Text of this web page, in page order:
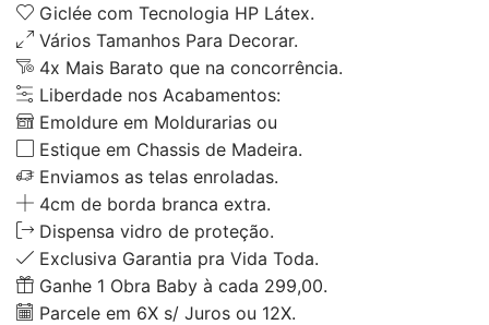
Giclée com Tecnologia HP Látex.
Vários Tamanhos Para Decorar.
4x Mais Barato que na concorrência.
Liberdade nos Acabamentos:
Emoldure em Moldurarias ou
Estique em Chassis de Madeira.
Enviamos as telas enroladas.
4cm de borda branca extra.
Dispensa vidro de proteção.
Exclusiva Garantia pra Vida Toda.
Ganhe 1 Obra Baby à cada 299,00.
Parcele em 6X s/ Juros ou 12X.